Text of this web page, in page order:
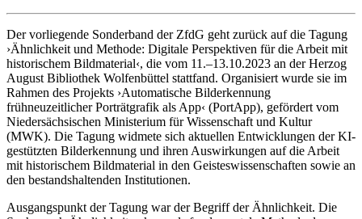
Der vorliegende Sonderband der ZfdG geht zurück auf die Tagung
›Ähnlichkeit und Methode: Digitale Perspektiven für die Arbeit mit
historischem Bildmaterial‹, die vom 11.–13.10.2023 an der Herzog
August Bibliothek Wolfenbüttel stattfand. Organisiert wurde sie im
Rahmen des Projekts ›Automatische Bilderkennung
frühneuzeitlicher Porträtgrafik als App‹ (PortApp), gefördert vom
Niedersächsischen Ministerium für Wissenschaft und Kultur
(MWK). Die Tagung widmete sich aktuellen Entwicklungen der KI-
gestützten Bilderkennung und ihren Auswirkungen auf die Arbeit
mit historischem Bildmaterial in den Geisteswissenschaften sowie an
den bestandshaltenden Institutionen.
Ausgangspunkt der Tagung war der Begriff der Ähnlichkeit. Die